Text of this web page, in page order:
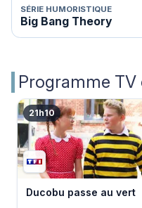
SÉRIE HUMORISTIQUE
Big Bang Theory
Programme TV
21h10
Ducobu passe au vert